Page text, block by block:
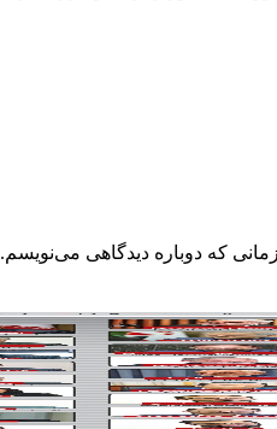
که دوباره دیدگاهی می‌نویسم.